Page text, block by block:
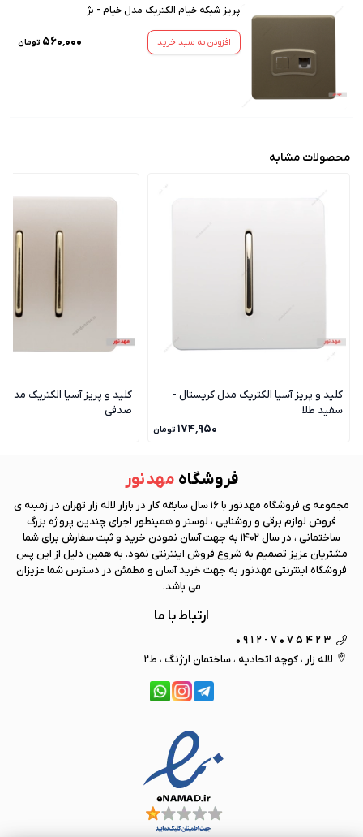
پریز شبکه خیام الکتریک مدل خیام - بژ
افزودن به سبد خرید ۵۶۰٬۰۰۰ تومان
محصولات مشابه
کلید و پریز آسیا الکتریک مدل کریستال -
سفید طلا
۱۷۴٬۹۵۰ تومان
کلید و پریز آسیا الکتریک مدل
صدفی
فروشگاه مهد نور
مجموعه ی فروشگاه مهد نور
با 16 سال سابقه کار در بازار لاله زار تهران در زمینه ی
فروش لوازم برقی و روشنایی ، لوستر و همینطور اجرای چندین پروژه بزرگ
ساختمانی ، در سال 1402 به جهت آسان نمودن خرید و ثبت سفارش برای شما
مشتریان عزیز تصمیم به شروع فروش اینترنتی نمود. به همین دلیل از این پس
فروشگاه اینترنتی مهد نور به جهت خرید آسان و مطمئن در دسترس شما عزیزان
می باشد.
ارتباط با ما
0912-7075423
لاله زار ، کوچه اتحادیه ، ساختمان ارژنگ ، ط2